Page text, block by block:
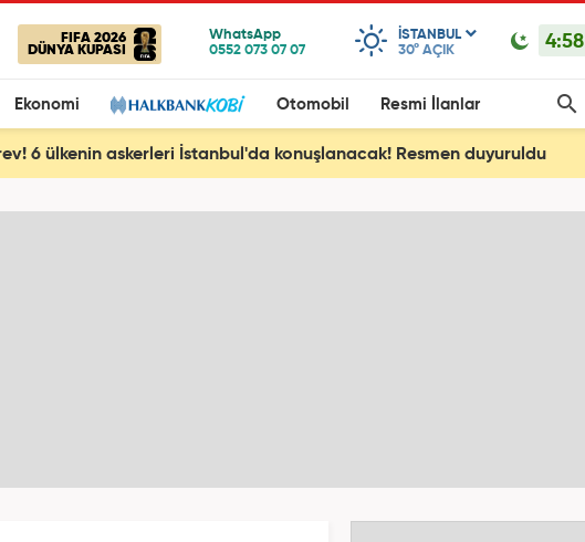
FIFA 2026
DÜNYA KUPASI
ISTANBUL
30° AÇIK 4:58
Ekonomi Otomobil Resmi İlanlar
6 ülkenin askerleri İstanbul'da konuşlanacak! Resmen duyuruldu